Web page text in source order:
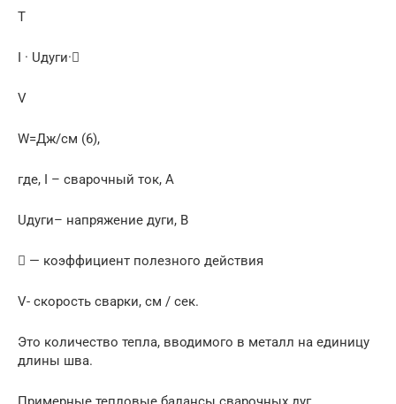
Т
I · Uдуги·
V
W=Дж/см (6),
где, I – сварочный ток, А
Uдуги– напряжение дуги, В
 — коэффициент полезного действия
V- скорость сварки, см / сек.
Это количество тепла, вводимого в металл на единицу
длины шва.